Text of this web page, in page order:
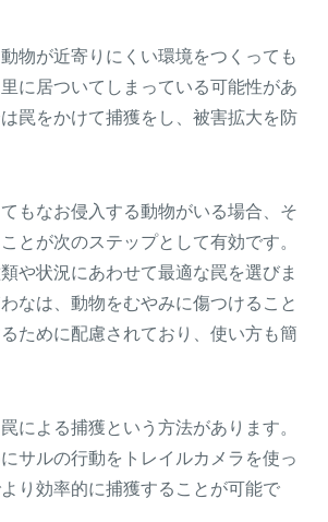
物が近寄りにくい環境をつくっても
に居ついてしまっている可能性があ
罠をかけて捕獲をし、被害拡大を防
もなお侵入する動物がいる場合、そ
とが次のステップとして有効です。
や状況にあわせて最適な罠を選びま
なは、動物をむやみに傷つけること
ために配慮されており、使い方も簡
による捕獲という方法があります。
サルの行動をトレイルカメラを使っ
り効率的に捕獲することが可能で